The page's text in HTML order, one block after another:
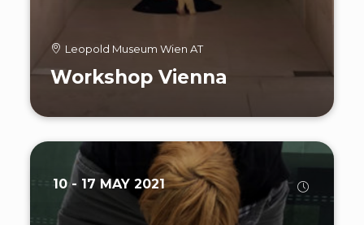
Leopold Museum Wien AT
Workshop Vienna
10 - 17 MAY 2021